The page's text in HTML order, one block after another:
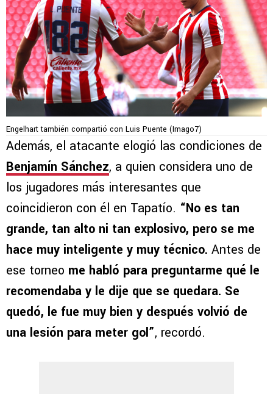
Engelhart también compartió con Luis Puente (Imago7)
Además, el atacante elogió las condiciones de
Benjamín Sánchez, a quien considera uno de
los jugadores más interesantes que
coincidieron con él en Tapatío. “No es tan
grande, tan alto ni tan explosivo, pero se me
hace muy inteligente y muy técnico. Antes de
ese torneo me habló para preguntarme qué le
recomendaba y le dije que se quedara. Se
quedó, le fue muy bien y después volvió de
una lesión para meter gol”, recordó.